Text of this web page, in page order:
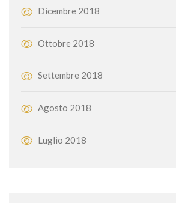
Dicembre 2018
Ottobre 2018
Settembre 2018
Agosto 2018
Luglio 2018